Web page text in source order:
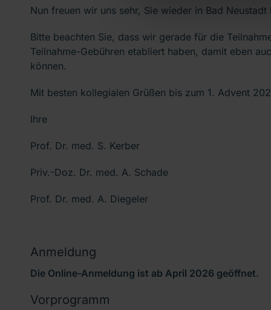
Nun freuen wir uns sehr, Sie wieder in Bad
Bitte beachten Sie, dass wir gerade für die
Teilnahme-Gebühren etabliert haben, damit eben
können.
Mit besten kollegialen Grüßen bis zum 1. Advent
Ihre
Prof. Dr. med. S. Kerber
Priv.-Doz. Dr. med. A. Schade
Prof. Dr. med. A. Diegeler
Anmeldung
Die Online-Anmeldung ist ab April 2026 geöffnet.
Vorprogramm